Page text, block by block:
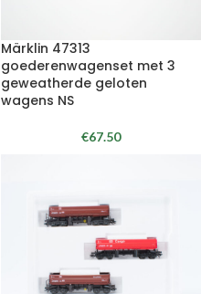
Märklin 47313
goederenwagenset met 3
geweatherde geloten
wagens NS
€67.50